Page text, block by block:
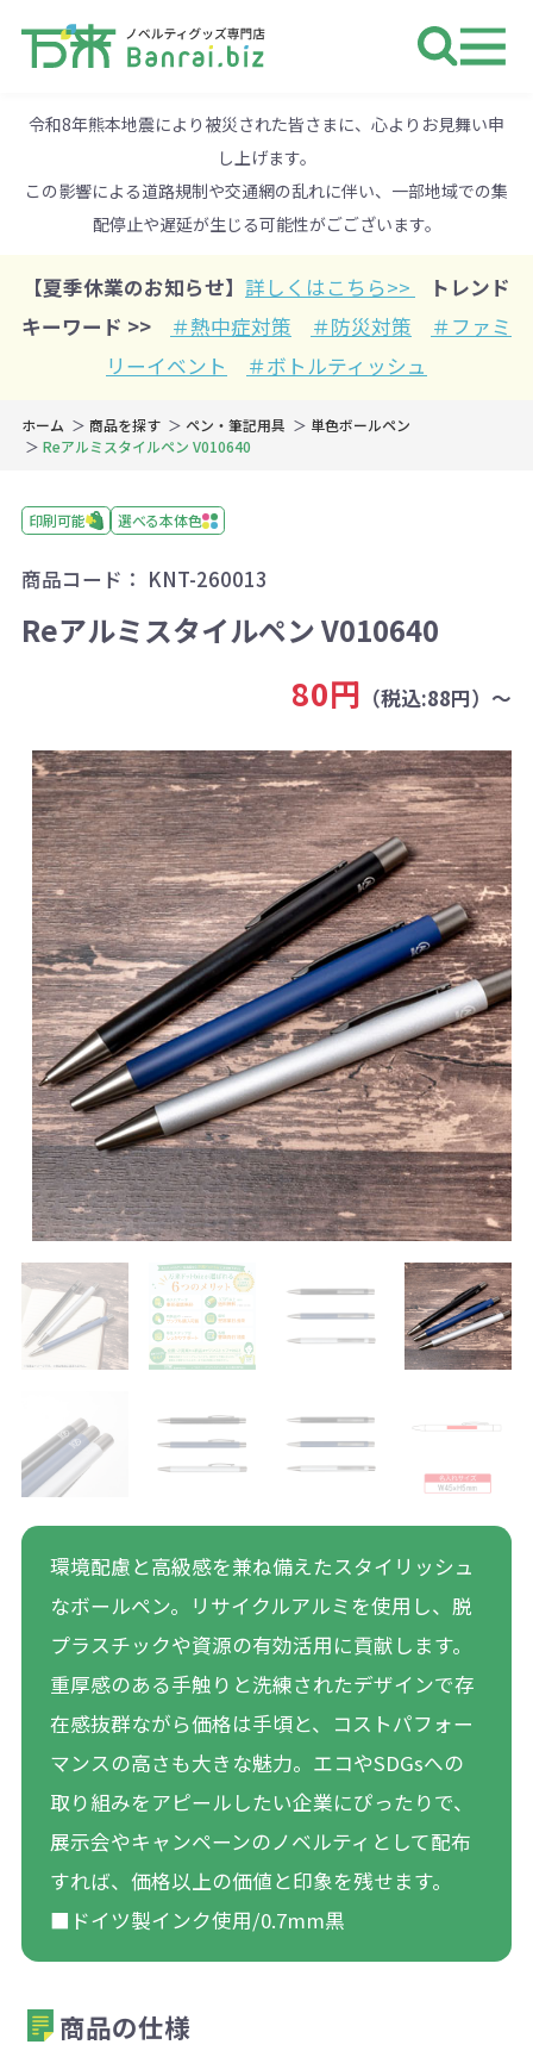
令和8年熊本地震により被災された皆さまに、心よりお見舞い申
し上げます。
この影響による道路規制や交通網の乱れに伴い、一部地域での集
配停止や遅延が生じる可能性がごございます。
【夏季休業のお知らせ】 詳しくはこちら>>
トレンド
キーワード >>
＃熱中症対策 ＃防災対策
＃ファミ
リーイベント
＃ボトルティッシュ
ホーム 商品を探す ペン・筆記用具
単色ボールペン
Reアルミスタイルペン V010640
印刷可能 選べる本体色
商品コード： KNT-260013
Reアルミスタイルペン V010640
80円 （税込:88円）～
環境配慮と高級感を兼ね備えたスタイリッシュ
なボールペン。リサイクルアルミを使用し、脱
プラスチックや資源の有効活用に貢献します。
重厚感のある手触りと洗練されたデザインで存
在感抜群ながら価格は手頃と、コストパフォー
マンスの高さも大きな魅力。エコやSDGsへの
取り組みをアピールしたい企業にぴったりで、
展示会やキャンペーンのノベルティとして配布
すれば、価格以上の価値と印象を残せます。
■ドイツ製インク使用/0.7mm黒
商品の仕様